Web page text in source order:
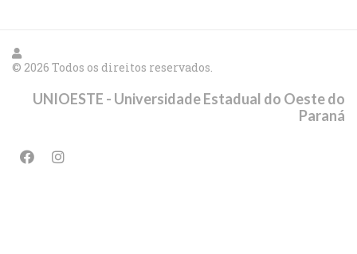
© 2026 Todos os direitos reservados.
UNIOESTE - Universidade Estadual do Oeste do
Paraná